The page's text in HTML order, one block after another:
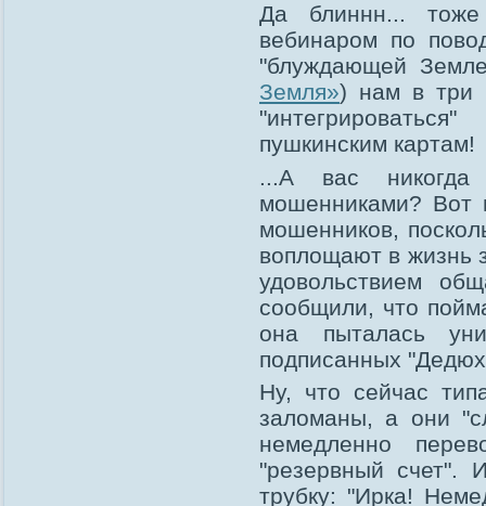
Да блиннн...
вебинаром по
"блуждающей
Земля») нам в три
пушкинским картам!
...А вас
мошенниками? Вот
мошенников,
воплощают в жизнь
удовольствием
сообщили, что
она пыталась
подписанных
Ну, что сейчас
заломаны, а они
немедленно
"резервный счет".
трубку: "Ирка!